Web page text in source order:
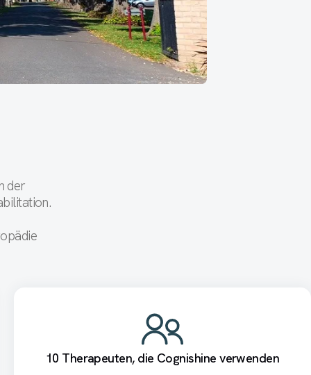
der
10 Therapeuten, die Cognishine verwenden